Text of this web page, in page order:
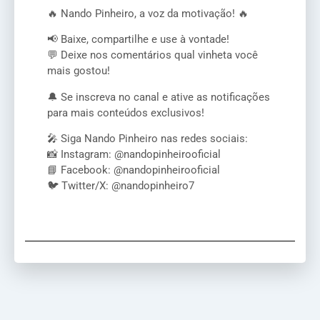
🔥 Nando Pinheiro, a voz da motivação! 🔥
📢 Baixe, compartilhe e use à vontade!
💬 Deixe nos comentários qual vinheta você
mais gostou!
🔔 Se inscreva no canal e ative as notificações
para mais conteúdos exclusivos!
🎤 Siga Nando Pinheiro nas redes sociais:
📸 Instagram: @nandopinheirooficial
📘 Facebook: @nandopinheirooficial
🐦 Twitter/X: @nandopinheiro7